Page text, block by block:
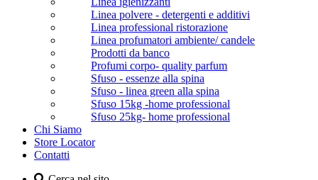
Linea polvere - detergenti e additivi
Linea professional ristorazione
Linea profumatori ambiente/ candele
Prodotti da banco
Profumi corpo- quality parfum
Sfuso - essenze alla spina
Sfuso - linea green alla spina
Sfuso 15kg -home professional
Sfuso 25kg- home professional
Chi Siamo
Store Locator
Contatti